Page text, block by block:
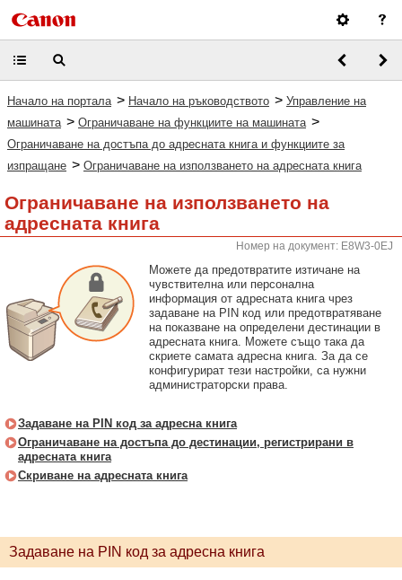
Начало на портала > Начало на ръководството > Управление на
машината > Ограничаване на функциите на машината >
Ограничаване на достъпа до адресната книга и функциите за
изпращане > Ограничаване на използването на адресната книга
Ограничаване на използването на
адресната книга
Номер на документ: E8W3-0EJ
Можете да предотвратите изтичане на
чувствителна или персонална
информация от адресната книга чрез
задаване на PIN код или предотвратяване
на показване на определени дестинации в
адресната книга. Можете също така да
скриете самата адресна книга. За да се
конфигурират тези настройки, са нужни
администраторски права.
Задаване на PIN код за адресна книга
Ограничаване на достъпа до дестинации, регистрирани в
адресната книга
Скриване на адресната книга
Задаване на PIN код за адресна книга